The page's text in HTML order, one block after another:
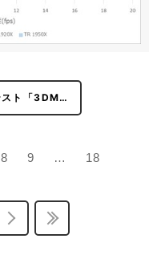
スト「3DM…
8 9 … 18